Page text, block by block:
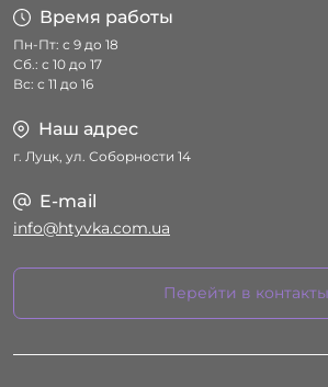
Время работы
Пн-Пт: с 9 до 18
Сб.: с 10 до 17
Вс: с 11 до 16
Наш адрес
г. Луцк, ул. Соборности 14
E-mail
info@htyvka.com.ua
Перейти в контакты